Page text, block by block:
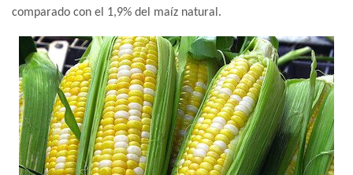
comparado con el 1,9% del maíz natural.